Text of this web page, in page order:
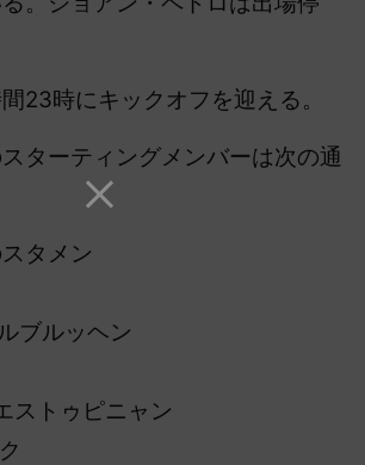
23時にキックオフを迎える。
ターティングメンバーは次の通
タメン
ブルッヘン
ストゥピニャン